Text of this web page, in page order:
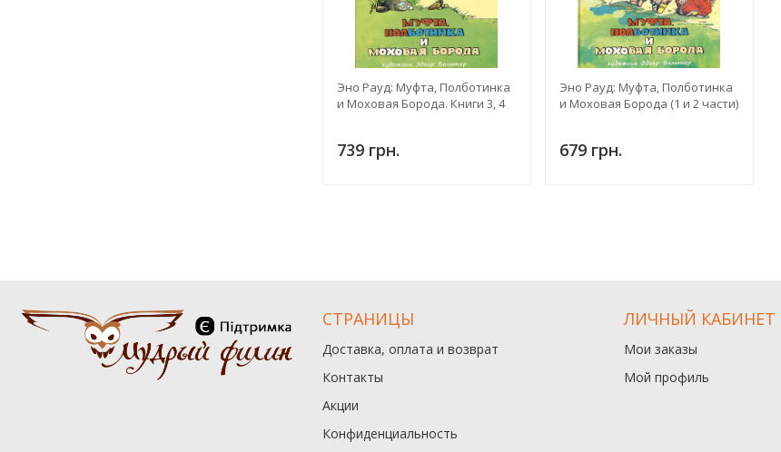
Эно Рауд: Муфта, Полботинка
и Моховая Борода. Книги 3, 4
739 грн.
Эно Рауд: Муфта, Полботинка
и Моховая Борода (1 и 2 части)
679 грн.
СТРАНИЦЫ
Доставка, оплата и возврат
Контакты
Акции
Конфиденциальность
ЛИЧНЫЙ КАБИНЕТ
Мои заказы
Мой профиль